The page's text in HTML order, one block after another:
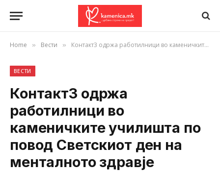
Home » Вести » Контакт3 одржа работилници во каменичките училишта по повод Светскиот ден на менталното здравје
ВЕСТИ
Контакт3 одржа
работилници во
каменичките училишта по
повод Светскиот ден на
менталното здравје